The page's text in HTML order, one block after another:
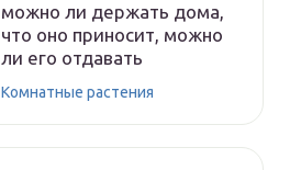
можно ли держать дома,
что оно приносит, можно
ли его отдавать
Комнатные растения